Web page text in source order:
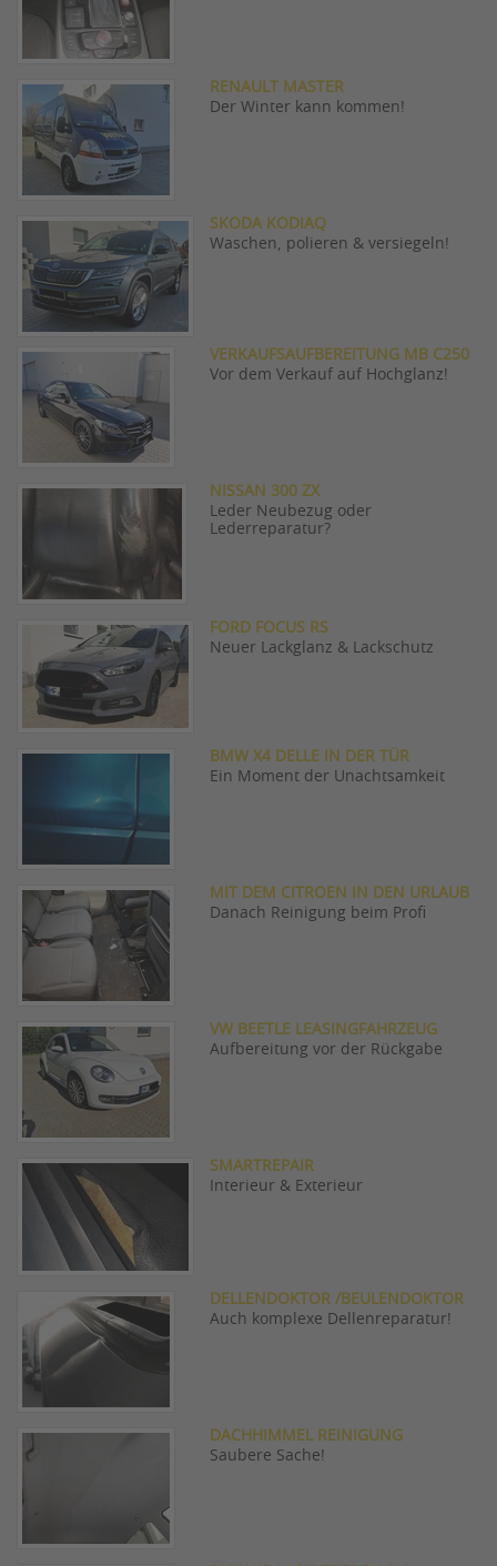
RENAULT MASTER
Der Winter kann kommen!
SKODA KODIAQ
Waschen, polieren & versiegeln!
VERKAUFSAUFBEREITUNG MB C250
Vor dem Verkauf auf Hochglanz!
NISSAN 300 ZX
Leder Neubezug oder
Lederreparatur?
FORD FOCUS RS
Neuer Lackglanz & Lackschutz
BMW X4 DELLE IN DER TÜR
Ein Moment der Unachtsamkeit
MIT DEM CITROEN IN DEN URLAUB
Danach Reinigung beim Profi
VW BEETLE LEASINGFAHRZEUG
Aufbereitung vor der Rückgabe
SMARTREPAIR
Interieur & Exterieur
DELLENDOKTOR /BEULENDOKTOR
Auch komplexe Dellenreparatur!
DACHHIMMEL REINIGUNG
Saubere Sache!